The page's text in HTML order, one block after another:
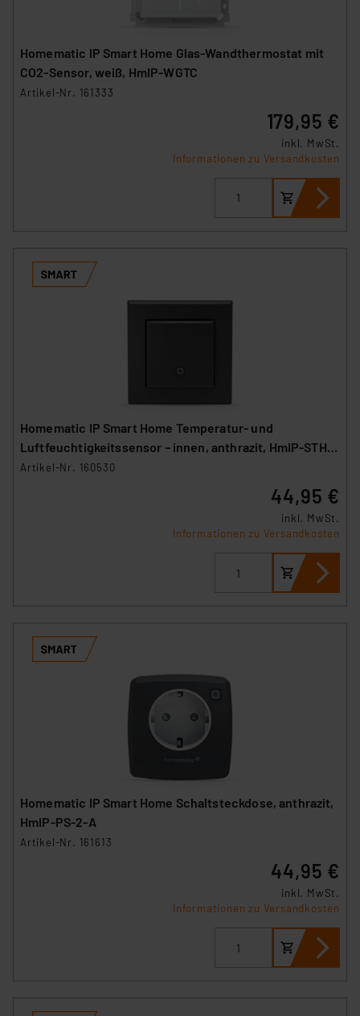
Homematic IP Smart Home Glas-Wandthermostat mit
CO2-Sensor, weiß, HmIP-WGTC
Artikel-Nr. 161333
179,95 €
inkl. MwSt.
Informationen zu Versandkosten
Homematic IP Smart Home Temperatur- und
Luftfeuchtigkeitssensor – innen, anthrazit, HmIP-STH-
A
Artikel-Nr. 160530
44,95 €
inkl. MwSt.
Informationen zu Versandkosten
Homematic IP Smart Home Schaltsteckdose, anthrazit,
HmIP-PS-2-A
Artikel-Nr. 161613
44,95 €
inkl. MwSt.
Informationen zu Versandkosten